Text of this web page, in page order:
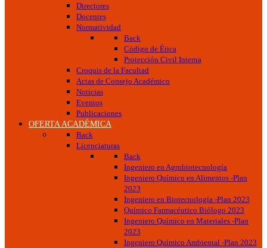
Directores
Docentes
Normatividad
Back
Código de Ética
Protección Civil Interna
Croquis de la Facultad
Actas de Consejo Académico
Noticias
Eventos
Publicaciones
OFERTA ACADÉMICA
Back
Licenciaturas
Back
Ingeniero en Agrobiotecnología
Ingeniero Químico en Alimentos -Plan
2023
Ingeniero en Biotecnología -Plan 2023
Químico Farmacéutico Biólogo 2023
Ingeniero Químico en Materiales -Plan
2023
Ingeniero Químico Ambiental -Plan 2023